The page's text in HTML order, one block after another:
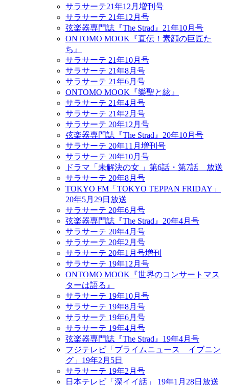
サラサーテ21年12月増刊号
サラサーテ 21年12月号
弦楽器専門誌『The Strad』21年10月号
ONTOMO MOOK『直伝！素顔の巨匠た
ち』
サラサーテ 21年10月号
サラサーテ 21年8月号
サラサーテ 21年6月号
ONTOMO MOOK『樂聖と絃』
サラサーテ 21年4月号
サラサーテ 21年2月号
サラサーテ 20年12月号
弦楽器専門誌『The Strad』20年10月号
サラサーテ 20年11月増刊号
サラサーテ 20年10月号
ドラマ「未解決の女 」第6話・第7話 放送
サラサーテ 20年8月号
TOKYO FM「TOKYO TEPPAN FRIDAY」
20年5月29日放送
サラサーテ 20年6月号
弦楽器専門誌『The Strad』20年4月号
サラサーテ 20年4月号
サラサーテ 20年2月号
サラサーテ 20年1月号増刊
サラサーテ 19年12月号
ONTOMO MOOK『世界のコンサートマス
ターは語る』
サラサーテ 19年10月号
サラサーテ 19年8月号
サラサーテ 19年6月号
サラサーテ 19年4月号
弦楽器専門誌『The Strad』19年4月号
フジテレビ「プライムニュース イブニン
グ」19年2月5日
サラサーテ 19年2月号
日本テレビ「深イイ話」 19年1月28日放送